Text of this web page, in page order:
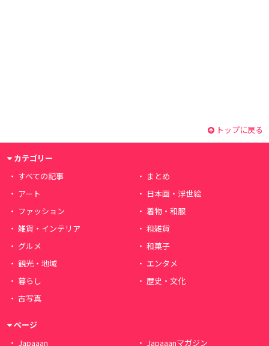
トップに戻る
カテゴリー
すべての記事
まとめ
アート
日本画・浮世絵
ファッション
着物・和服
雑貨・インテリア
和雑貨
グルメ
和菓子
観光・地域
エンタメ
暮らし
歴史・文化
古写真
ページ
Japaaan
Japaaanマガジン